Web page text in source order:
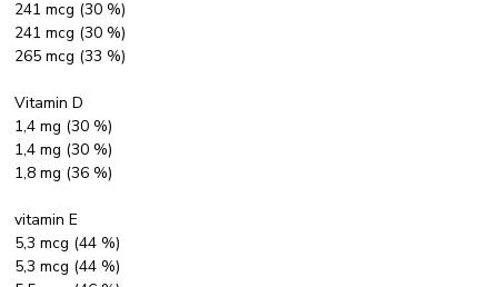
241 mcg (30 %)
241 mcg (30 %)
265 mcg (33 %)
Vitamin D
1,4 mg (30 %)
1,4 mg (30 %)
1,8 mg (36 %)
vitamin E
5,3 mcg (44 %)
5,3 mcg (44 %)